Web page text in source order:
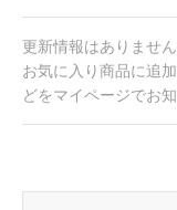
更新情報はありません
お気に入り商品に追
どをマイページでお